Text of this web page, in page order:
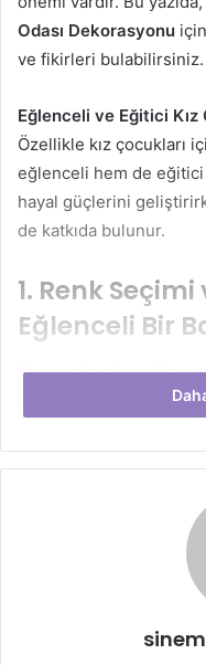
Odası Dekorasyonu
ve fikirleri bulabilirsiniz.
Eğlenceli ve Eğitici Kız
Özellikle kız çocukları
eğlenceli hem de eğitici
hayal güçlerini
de katkıda bulunur.
1. Renk
Eğlenceli Bir
Kız çocuk odası
tema seçimidir.
özellikle pembe,
renkler, hem sakin bir
ferah görünmesini sağlar.
Tema seçimi ise
şekillendirilebilir.
çevre bilinci